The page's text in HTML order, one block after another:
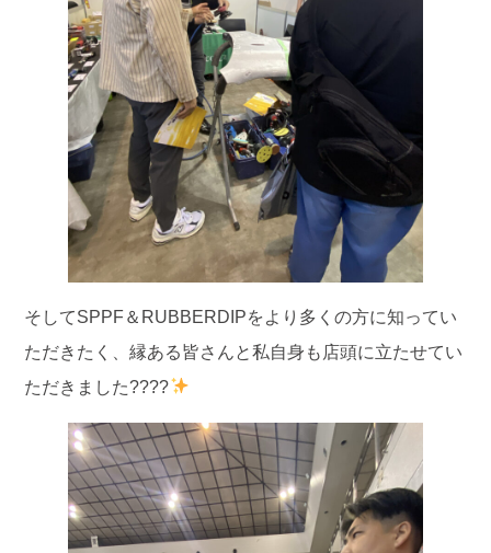
そしてSPPF＆RUBBERDIPをより多くの方に知ってい
ただきたく、縁ある皆さんと私自身も店頭に立たせてい
ただきました????